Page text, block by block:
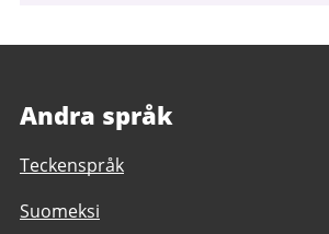
Andra språk
Teckenspråk
Suomeksi